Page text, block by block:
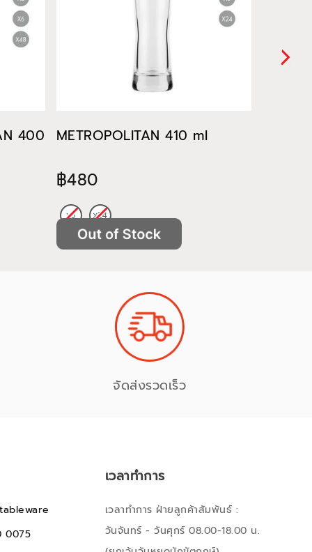
400 METROPOLITAN 410 ml
฿480
จัดส่งรวดเร็ว
0075
เวลาทำการ
เวลาทำการ ฝ่ายลูกค้าสัมพันธ์ :
วันจันทร์ - วันศุกร์ 08.00-18.00 น.